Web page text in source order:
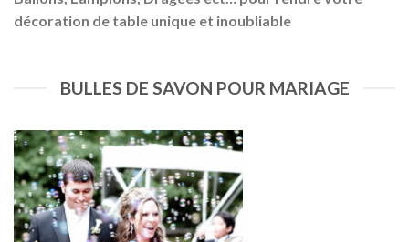
décoration de table unique et inoubliable
BULLES DE SAVON POUR MARIAGE